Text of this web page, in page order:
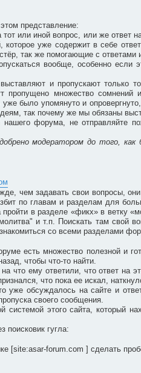
представление:
или иной вопрос, или же
которое уже содержит в себе
так же помогающие с
вообще, особенно если
и пропускают только
пропущено множество
было упомянуто и
так почему же мы обязаны
форума, не отправляйте
модератором до того,
чем задавать свои вопросы,
по главам и разделам для
в разделе «фикх» в ветку
и т.п. Поискать там свой
со всеми разделами
есть множество полезной и
чтобы что-то найти.
что ему ответили, что ответ
что пока ее искал,
уже обсуждалось на сайте и
своего сообщения.
системой этого сайта, который
гугла:
[site:asar-forum.com ] сделать